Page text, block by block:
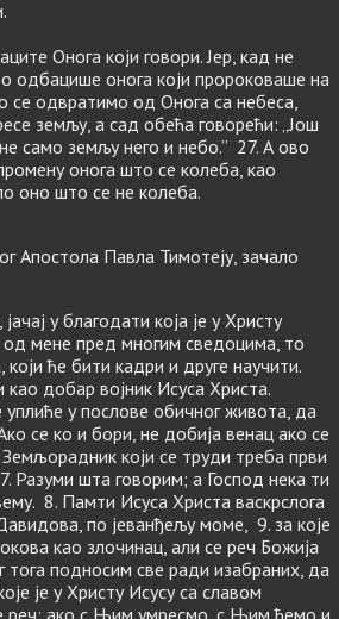
Онога који говори. Јер, кад не
одбацише онога који пророковаше на
се одвратимо од Онога са небеса,
земљу, а сад обећа говорећи: „Још
само земљу него и небо.” 27. А ово
онога што се колеба, као
оно што се не колеба.
Апостола Павла Тимотеју, зачало
у благодати која је у Христу
мене пред многим сведоцима, то
ће бити кадри и друге научити.
као добар војник Исуса Христа.
уплиће у послове обичног живота, да
се ко и бори, не добија венац ако се
који се труди треба први
Разуми шта говорим; а Господ нека ти
8. Памти Исуса Христа васкрслога
по јеванђељу моме, 9. за које
као злочинац, али се реч Божија
тога подносим све ради изабраних, да
је у Христу Исусу са славом
реч: ако с Њим умресмо, с Њим ћемо и